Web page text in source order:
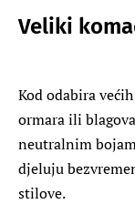
Veliki
Kod odabira
ormara ili
neutralnim
djeluju
stilove.